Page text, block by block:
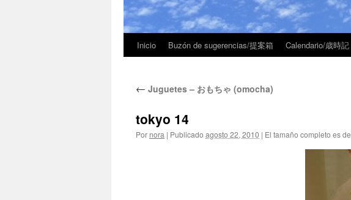
Inicio Buzón de sugerencias/提案箱 Calendario/歳時記
← Juguetes – おもちゃ (omocha)
tokyo 14
Por nora | Publicado agosto 22, 2010 | El tamaño completo es de